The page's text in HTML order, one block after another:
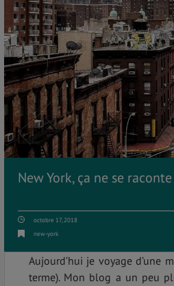
New York, ça ne se
octobre 17, 2018
new-york
Aujourd’hui je voyage d’une
terme). Mon blog a un peu